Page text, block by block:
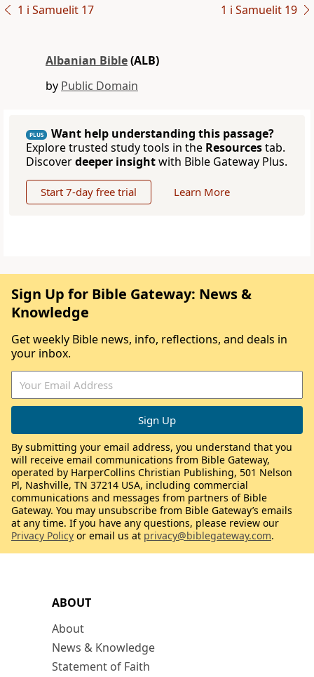
1 i Samuelit 17 1 i Samuelit 19
Albanian Bible(ALB)
by Public Domain
PLUS
Want help understanding this passage?
Explore trusted study tools in the Resourcestab.
Discoverdeeper insightwith Bible Gateway Plus.
Start 7-day free trial Learn More
ABOUT
About
News & Knowledge
Statement of Faith
Sign Up for Bible Gateway: News &
Knowledge
Get weekly Bible news, info, reflections, and deals in
your inbox.
By submitting your email address, you understand that you
will receive email communications from Bible Gateway,
operated by HarperCollins Christian Publishing, 501 Nelson
Pl, Nashville, TN 37214 USA, including commercial
communications and messages from partners of Bible
Gateway. You may unsubscribe from Bible Gateway’s emails
at any time. If you have any questions, please review our
Privacy Policy or email us at privacy@biblegateway.com.